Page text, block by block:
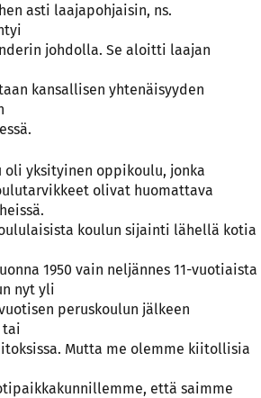
asti laajapohjaisin, ns.
johdolla. Se aloitti laajan
kansallisen yhtenäisyyden
yksityinen oppikoulu, jonka
olivat huomattava
koulun sijainti lähellä kotia
1950 vain neljännes 11-vuotiaista
nyt yli
peruskoulun jälkeen
tai
Mutta me olemme kiitollisia
että saimme